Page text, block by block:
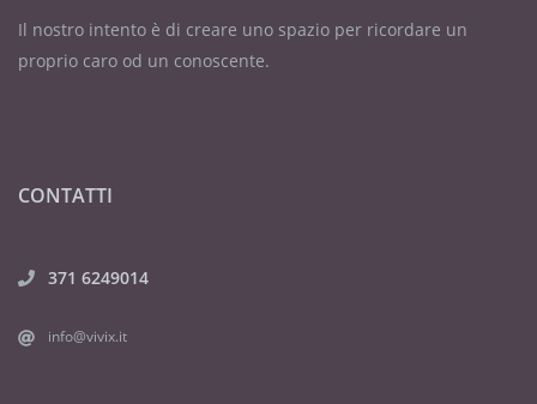
Il nostro intento è di creare uno spazio per ricordare un
proprio caro od un conoscente.
CONTATTI
371 6249014
info@vivix.it